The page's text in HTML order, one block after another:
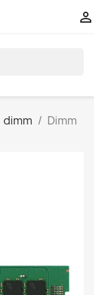

dimm
Dimm